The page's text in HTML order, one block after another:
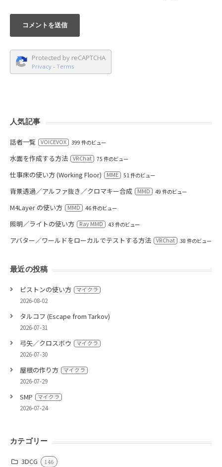
Protected by reCAPTCHA
Privacy - Terms
人気記事
話者一覧 VOICEVOX 399 件のビュー
水面を作成する方法 VRChat 75 件のビュー
仕事床の使い方 (Working Floor) MME 51 件のビュー
背景透過／アルファ抜き／クロマキー合成 MMD 49 件のビュー
M4Layer の使い方 MMD 46 件のビュー
照明／ライトの使い方 Ray MMD 43 件のビュー
アバター／ワールドをローカルでテストする方法 VRChat 38 件のビュー
最近の投稿
ピストンの使い方 マイクラ
2026-08-02
タルコフ (Escape from Tarkov)
2026-07-31
弓矢／クロスボウ マイクラ
2026-07-30
屋根の作り方 マイクラ
2026-07-29
SMP マイクラ
2026-07-24
カテゴリー
3DCG 146